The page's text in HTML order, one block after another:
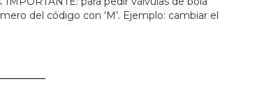
del código con ‘M’. Ejemplo: cambiar el